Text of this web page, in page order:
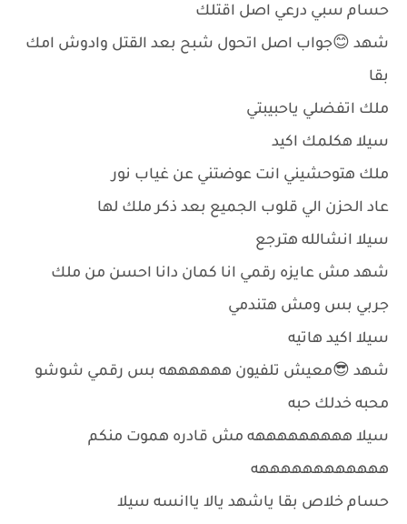
حسام سبي درعي اصل اقتلك
شهد 😊جواب اصل اتحول شبح بعد القتل وادوش امك
بقا
ملك اتفضلي ياحبيبتي
سيلا هكلمك اكيد
ملك هتوحشيني انت عوضتني عن غياب نور
عاد الحزن الي قلوب الجميع بعد ذكر ملك لها
سيلا انشالله هترجع
شهد مش عايزه رقمي انا كمان دانا احسن من ملك
جربي بس ومش هتندمي
سيلا اكيد هاتيه
شهد 😎معيش تلفيون ههههههه بس رقمي شوشو
محبه خدلك حبه
سيلا هههههههههه مش قادره هموت منكم
ههههههههههههه
حسام خلاص بقا ياشهد يالا ياانسه سيلا